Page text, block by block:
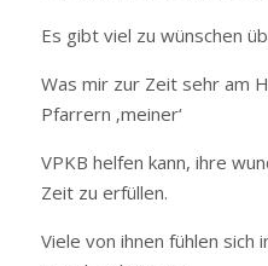
Es gibt viel zu wünschen
Was mir zur Zeit sehr am
Pfarrern ‚meiner‘
VPKB helfen kann, ihre
Zeit zu erfüllen.
Viele von ihnen fühlen